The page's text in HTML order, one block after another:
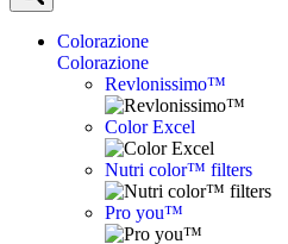
Colorazione
Colorazione
Revlonissimo™
Color Excel
Nutri color™ filters
Pro you™